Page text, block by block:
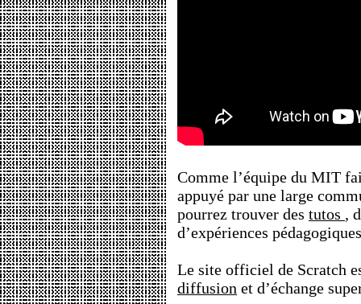
Comme l’équipe du MIT
appuyé par une large
pourrez trouver des tutos ,
d’expériences
Le site officiel de Scratch
diffusion et d’échange